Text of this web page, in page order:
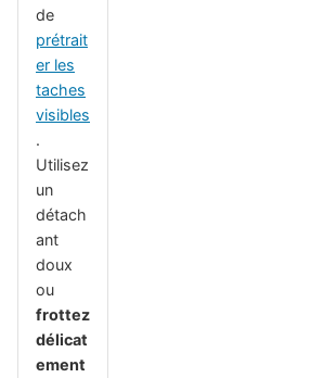
de
prétrait
er les
taches
visibles
.
Utilisez
un
détach
ant
doux
ou
frottez
délicat
ement